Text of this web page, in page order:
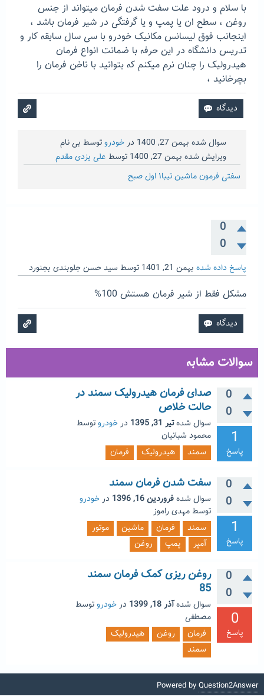
با سلام و درود علت سفت شدن فرمان میتواند از جنس
روغن ، سطح ان یا پمپ و یا گرفتگی در شیر فرمان باشد ،
اینجانب فوق لیسانس مکانیک خودرو با سی سال سابقه کار و
تدریس دانشگاه در این حرفه با ضمانت انواع فرمان
هیدرولیک را چنان نرم میکنم که بتوانید با ناخن فرمان را
بچرخانید ،
سوال شده بهمن 27, 1400 درخودروتوسط بی نام
ویرایش شده بهمن 27, 1400 توسط علی یزدی مقدم
سفتی فرمون ماشین تیبا۱ اول صبح
0
0
پاسخ داده شده بهمن 21, 1401 توسط سید حسن جلوبندی بجنورد
مشکل فقط از شیر فرمان هستش 100%
سوالات مشابه
0
0
1
پاسخ
صدای فرمان هیدرولیک سمند در
حالت خلاص
سوال شدهتیر 31, 1395 درخودروتوسط
محمود شبانیان
سمند
هیدرولیک فرمان
0
0
1
پاسخ
سفت شدن فرمان سمند
سوال شدهفروردین 16, 1396 درخودرو
توسط مهدی راموز
سمند
فرمان ماشین
موتور
آمپر
پمپ روغن
0
0
0
پاسخ
روغن ریزی کمک فرمان سمند
85
سوال شدهآذر 18, 1399 درخودروتوسط
مصطفی
فرمان
روغن
هیدرولیک
سمند
Powered by Question2Answer